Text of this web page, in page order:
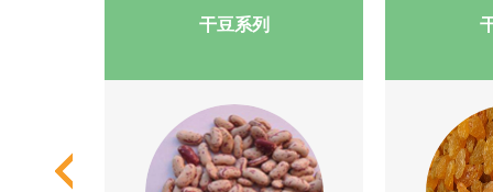
干豆系列